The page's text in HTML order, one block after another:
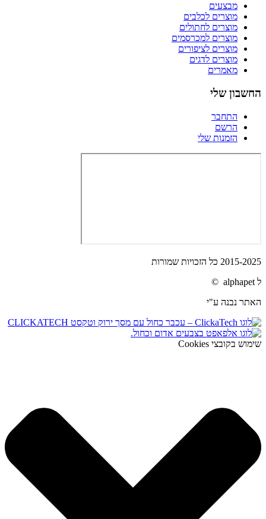
מבצעים
מוצרים לכלבים
מוצרים לחתולים
מוצרים למכרסמים
מוצרים לציפורים
מוצרים לדגים
מאמרים
החשבון שלי
התחבר
הרשם
הזמנות שלי
2015-2025 כל הזכויות שמורות
ל alphapet ©
האתר נבנה ע"י
שימוש בקובצי Cookies